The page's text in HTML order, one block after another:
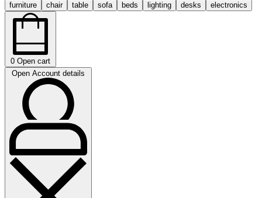
furniture chair table sofa beds lighting desks electronics
0 Open cart
Open Account details